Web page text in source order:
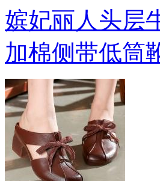
嫔妃丽人头层
加棉侧带低筒